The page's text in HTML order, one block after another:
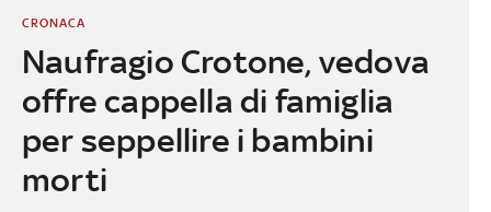
Naufragio Crotone, vedova
offre cappella di famiglia
per seppellire i bambini
morti
CRONACA